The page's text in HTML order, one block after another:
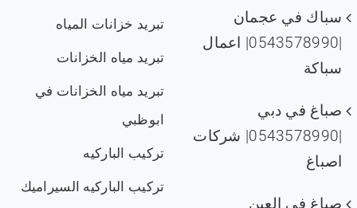
سباك في عجمان
|0543578990| اعمال
سباكة
صباغ في دبي
|0543578990| شركات
اصباغ
صباغ في العين
تبريد خزانات المياه
تبريد مياه الخزانات
تبريد مياه الخزانات في
ابوظبي
تركيب الباركيه
تركيب الباركيه السيراميك